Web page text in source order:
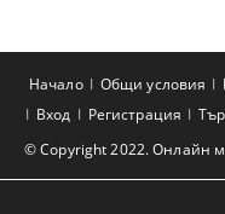
© Copyright 2022. Онлайн
Начало Общи условия
Вход
Регистрация